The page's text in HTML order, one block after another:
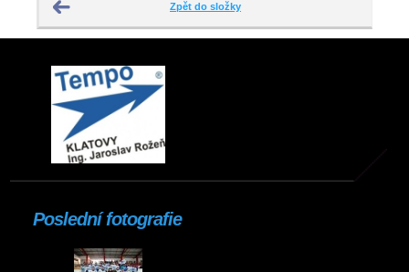
Zpět do složky
Poslední fotografie